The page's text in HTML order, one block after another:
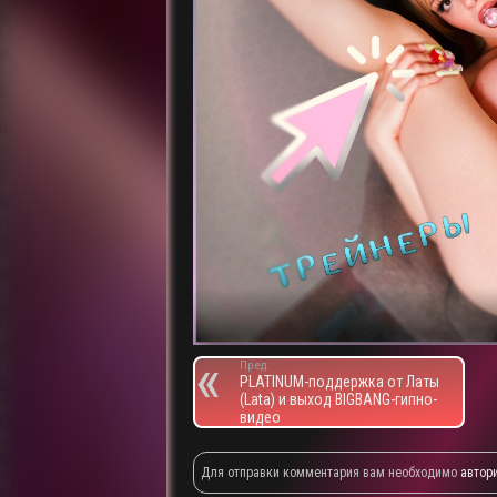
Пред.
PLATINUM-поддержка от Латы
(Lata) и выход BIGBANG-гипно-
видео
Для отправки комментария вам необходимо